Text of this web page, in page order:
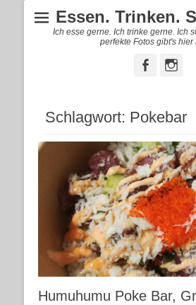
Essen. Trinken.
Ich esse gerne. Ich trinke gerne. Ich
perfekte Fotos gibt's hier
Schlagwort: Pokebar
Humuhumu Poke Bar,